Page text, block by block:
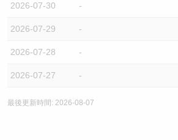
2026-07-30 -
2026-07-29 -
2026-07-28 -
2026-07-27 -
最後更新時間: 2026-08-07